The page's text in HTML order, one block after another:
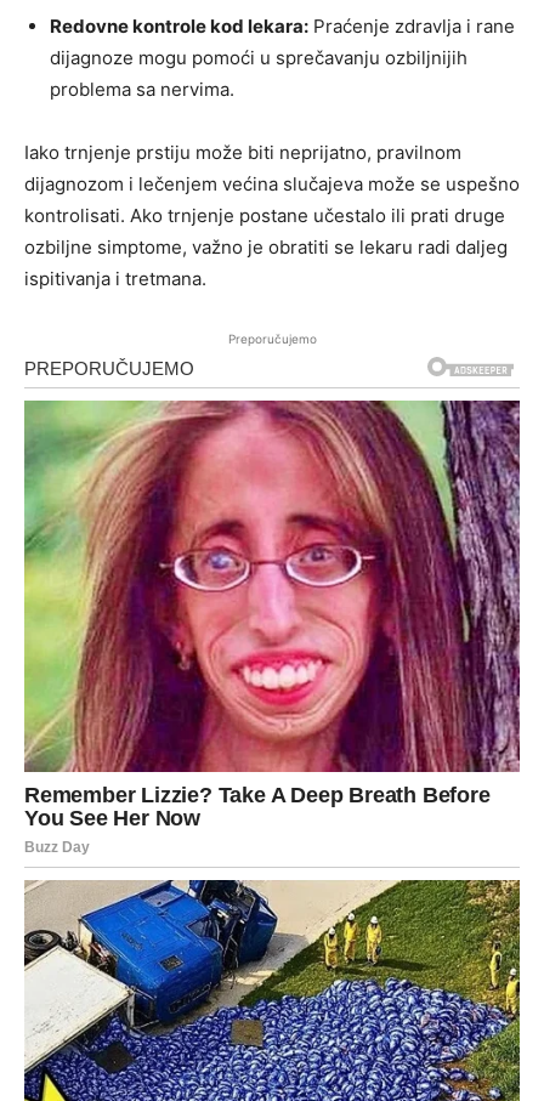
Redovne kontrole kod lekara: Praćenje zdravlja i rane
dijagnoze mogu pomoći u sprečavanju ozbiljnijih
problema sa nervima.
Iako trnjenje prstiju može biti neprijatno, pravilnom
dijagnozom i lečenjem većina slučajeva može se uspešno
kontrolisati. Ako trnjenje postane učestalo ili prati druge
ozbiljne simptome, važno je obratiti se lekaru radi daljeg
ispitivanja i tretmana.
Preporučujemo